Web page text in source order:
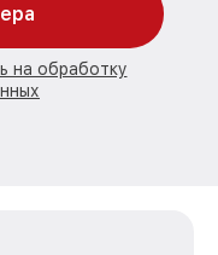
на обработку